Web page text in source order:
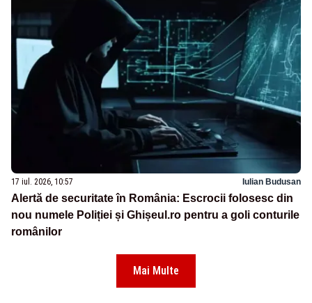
17 iul. 2026, 10:57 Iulian Budusan
Alertă de securitate în România: Escrocii folosesc din
nou numele Poliției și Ghișeul.ro pentru a goli conturile
românilor
Mai Multe